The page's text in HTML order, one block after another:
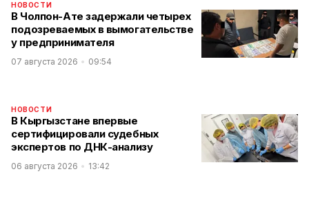
НОВОСТИ
В Чолпон-Ате задержали четырех
подозреваемых в вымогательстве
у предпринимателя
07 августа 2026 09:54
НОВОСТИ
В Кыргызстане впервые
сертифицировали судебных
экспертов по ДНК-анализу
06 августа 2026 13:42